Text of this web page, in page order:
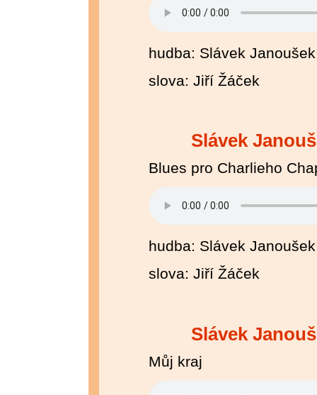
hudba: Slávek Janoušek
slova: Jiří Žáček
Slávek
Blues pro Charlieho
hudba: Slávek Janoušek
slova: Jiří Žáček
Slávek
Můj kraj